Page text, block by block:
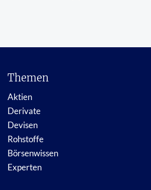
Themen
Aktien
Derivate
Devisen
Rohstoffe
Börsenwissen
Experten